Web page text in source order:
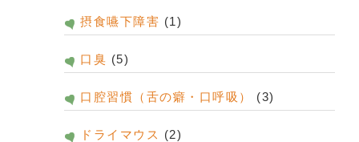
摂食嚥下障害 (1)
口臭 (5)
口腔習慣（舌の癖・口呼吸） (3)
ドライマウス (2)